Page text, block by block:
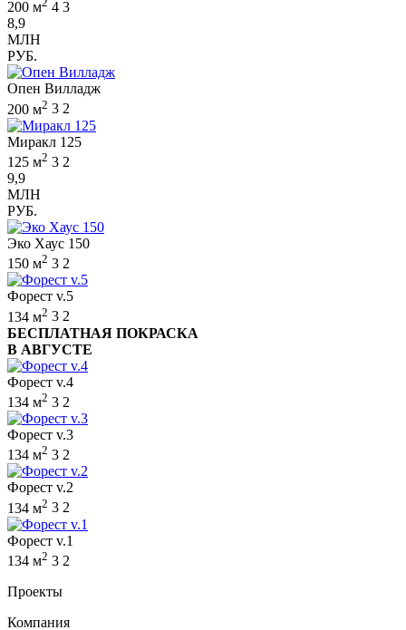
200 м
4 3
8,9
МЛН
РУБ.
Опен Вилладж
200 м2 3 2
Миракл 125
125 м2 3 2
9,9
МЛН
РУБ.
Эко Хаус 150
150 м2 3 2
Форест v.5
134 м2 3 2
БЕСПЛАТНАЯ ПОКРАСКА
В АВГУСТЕ
Форест v.4
134 м2 3 2
Форест v.3
134 м2 3 2
Форест v.2
134 м2 3 2
Форест v.1
134 м2 3 2
Проекты
Компания